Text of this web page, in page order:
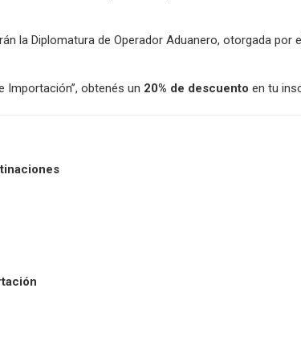
la Diplomatura de Operador Aduanero, otorgada por
Importación”, obtenés un 20% de descuento en tu